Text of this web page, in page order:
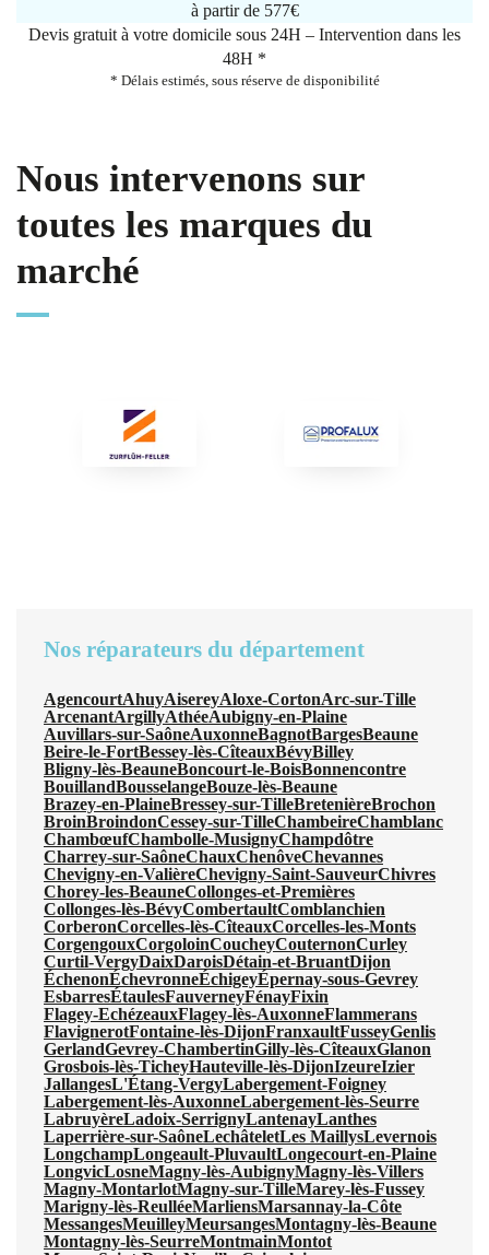
à partir de 577€
Devis gratuit à votre domicile sous 24H – Intervention dans les
48H *
* Délais estimés, sous réserve de disponibilité
Nous intervenons sur
toutes les marques du
marché
Nos réparateurs du département
AgencourtAhuyAisereyAloxe-CortonArc-sur-Tille
ArcenantArgillyAthéeAubigny-en-Plaine
Auvillars-sur-SaôneAuxonneBagnotBargesBeaune
Beire-le-FortBessey-lès-CîteauxBévyBilley
Bligny-lès-BeauneBoncourt-le-BoisBonnencontre
BouillandBousselangeBouze-lès-Beaune
Brazey-en-PlaineBressey-sur-TilleBretenièreBrochon
BroinBroindonCessey-sur-TilleChambeireChamblanc
ChambœufChambolle-MusignyChampdôtre
Charrey-sur-SaôneChauxChenôveChevannes
Chevigny-en-ValièreChevigny-Saint-SauveurChivres
Chorey-les-BeauneCollonges-et-Premières
Collonges-lès-BévyCombertaultComblanchien
CorberonCorcelles-lès-CîteauxCorcelles-les-Monts
CorgengouxCorgoloinCoucheyCouternonCurley
Curtil-VergyDaixDaroisDétain-et-BruantDijon
ÉchenonÉchevronneÉchigeyÉpernay-sous-Gevrey
EsbarresÉtaulesFauverneyFénayFixin
Flagey-EchézeauxFlagey-lès-AuxonneFlammerans
FlavignerotFontaine-lès-DijonFranxaultFusseyGenlis
GerlandGevrey-ChambertinGilly-lès-CîteauxGlanon
Grosbois-lès-TicheyHauteville-lès-DijonIzeureIzier
JallangesL'Étang-VergyLabergement-Foigney
Labergement-lès-AuxonneLabergement-lès-Seurre
LabruyèreLadoix-SerrignyLantenayLanthes
Laperrière-sur-SaôneLechâteletLes MaillysLevernois
LongchampLongeault-PluvaultLongecourt-en-Plaine
LongvicLosneMagny-lès-AubignyMagny-lès-Villers
Magny-MontarlotMagny-sur-TilleMarey-lès-Fussey
Marigny-lès-ReulléeMarliensMarsannay-la-Côte
MessangesMeuilleyMeursangesMontagny-lès-Beaune
Montagny-lès-SeurreMontmainMontot